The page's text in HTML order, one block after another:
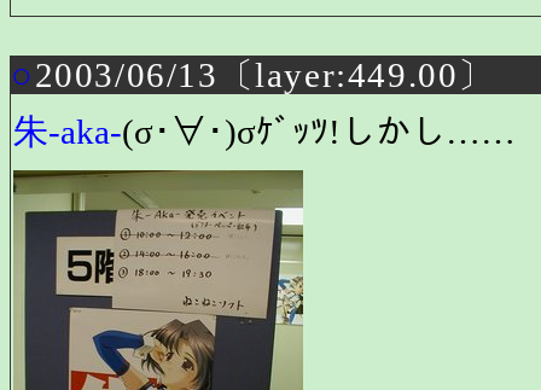
○2003/06/13〔layer:449.00〕
朱-aka-(σ･∀･)σｹﾞｯﾂ!しかし……